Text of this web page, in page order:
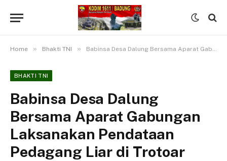
Home » Bhakti TNI » Babinsa Desa Dalung Bersama Aparat Gabungan Laksanakan Pendataan Pedagang Liar di Trotoar
BHAKTI TNI
Babinsa Desa Dalung
Bersama Aparat Gabungan
Laksanakan Pendataan
Pedagang Liar di Trotoar